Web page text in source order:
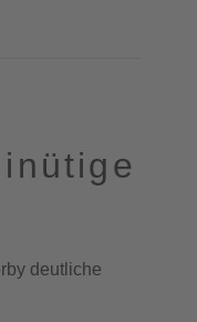
deutliche